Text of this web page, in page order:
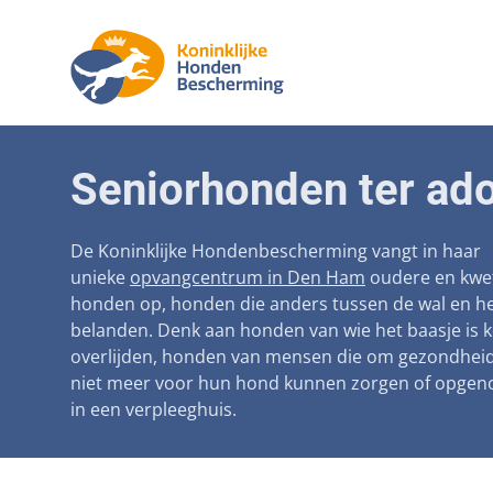
Verplichte
Seniorhonden ter
De Koninklijke Hondenbescherming vangt in haar
unieke opvangcentrum in Den Ham oudere en
honden op, honden die anders tussen de wal en
belanden. Denk aan honden van wie het baasje is
overlijden, honden van mensen die om
niet meer voor hun hond kunnen zorgen of
in een verpleeghuis.